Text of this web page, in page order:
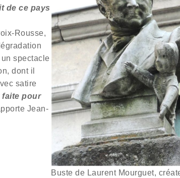
de ce pays
Rousse,
spectacle
dont il
satire
faite pour
Jean-
Buste de Laurent Mourguet,